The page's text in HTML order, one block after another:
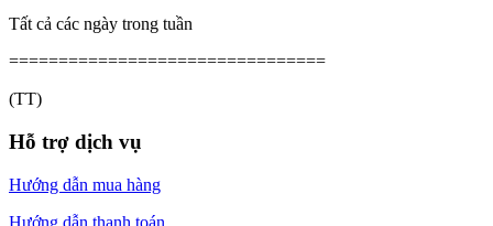
Tất cả các ngày trong tuần
================================
(TT)
Hỗ trợ dịch vụ
Hướng dẫn mua hàng
Hướng dẫn thanh toán